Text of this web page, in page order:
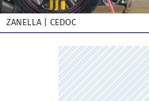
ZANELLA| CEDOC